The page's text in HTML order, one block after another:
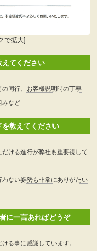
へ 次へ
で拡大]
えてください
同行、お客様説明時の丁寧
みなど
教えてください
ける進行が弊社も重要視して
ない姿勢も非常にありがたい
に一言あればどうぞ
る事に感謝しています。